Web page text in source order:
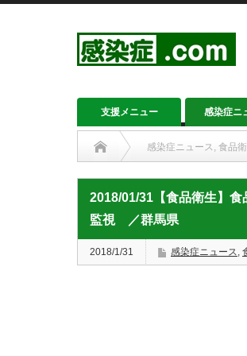
支援メニュー 感染症ニ
感染症ニュース, 食品
2018/01/31【食品衛生】
監視 ／群馬県
2018/1/31 感染症ニュース,